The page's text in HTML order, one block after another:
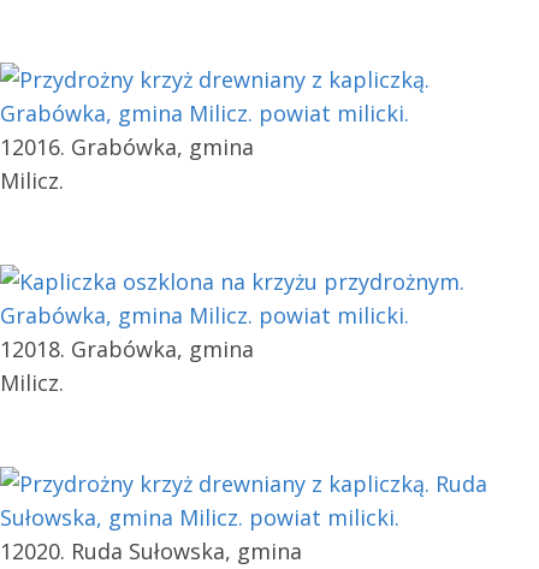
12016. Grabówka, gmina
Milicz.
12018. Grabówka, gmina
Milicz.
12020. Ruda Sułowska, gmina